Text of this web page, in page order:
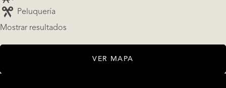
Peluquería
Mostrar resultados
VER MAPA